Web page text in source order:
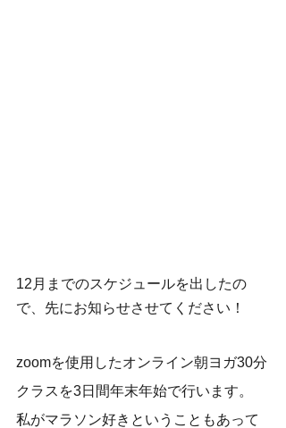
12月までのスケジュールを出したの
で、先にお知らせさせてください！
zoomを使用したオンライン朝ヨガ30分
クラスを3日間年末年始で行います。
私がマラソン好きということもあって